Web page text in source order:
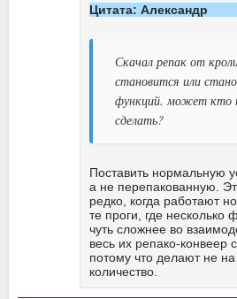
Цитата: Александр
Скачал репак от
становится или
функций. может кто
сделать?
Поставить нормальную
а не перепакованную.
редко, когда работают
те проги, где несколько
чуть сложнее во
весь их репако-конвеер
потому что делают не на
количество.